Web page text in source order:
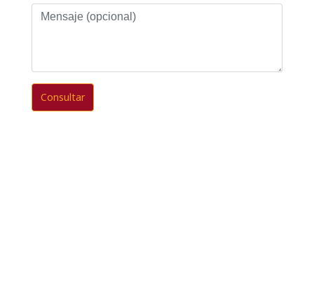
Mensaje
(opcional)
Consultar